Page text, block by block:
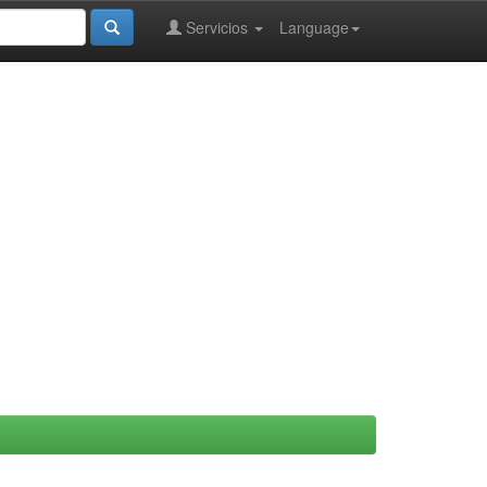
Language
Servicios